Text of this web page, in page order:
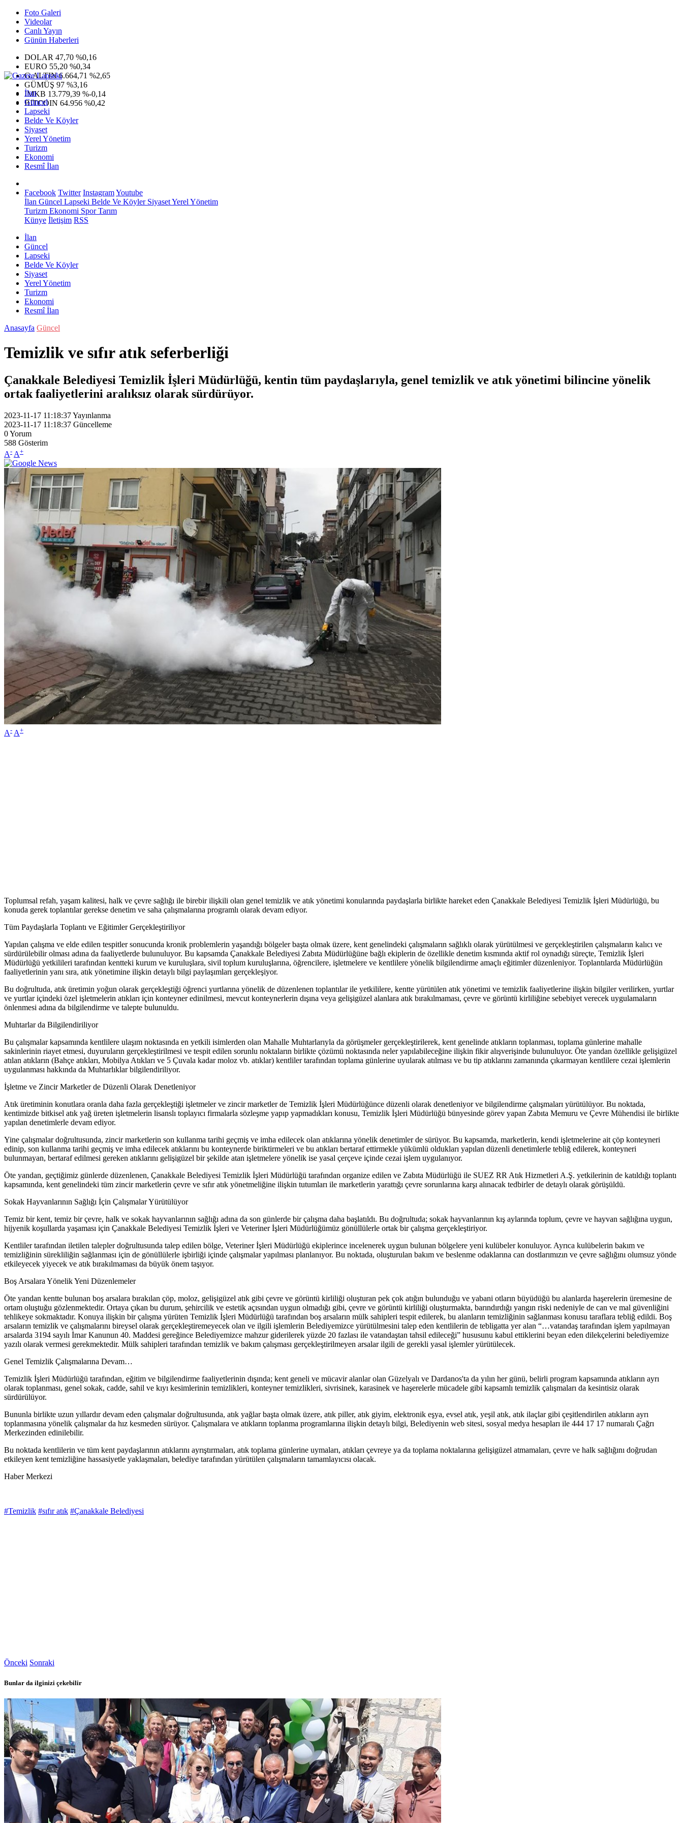
Foto Galeri
Videolar
Canlı Yayın
Günün Haberleri
DOLAR 47,70 %0,16
EURO 55,20 %0,34
G.ALTIN6.664,71 %2,65
GÜMÜŞ 97 %3,16
IMKB 13.779,39 %-0,14
BITCOIN 64.956 %0,42
İlan
Güncel
Lapseki
Belde Ve Köyler
Siyaset
Yerel Yönetim
Turizm
Ekonomi
Resmî İlan
Facebook Twitter InstagramYoutube
İlan Güncel Lapseki Belde Ve KöylerSiyasetYerel Yönetim
Turizm Ekonomi SporTarım
Künye İletişim RSS
İlan
Güncel
Lapseki
Belde Ve Köyler
Siyaset
Yerel Yönetim
Turizm
Ekonomi
Resmî İlan
Anasayfa Güncel
Temizlik ve sıfır atık seferberliği
Çanakkale Belediyesi Temizlik İşleri Müdürlüğü, kentin tüm paydaşlarıyla, genel temizlik ve atık yönetimi bilincine yönelik
ortak faaliyetlerini aralıksız olarak sürdürüyor.
2023-11-17 11:18:37Yayınlanma
2023-11-17 11:18:37 Güncelleme
0Yorum
588 Gösterim
A- A+
A- A+
Toplumsal refah, yaşam kalitesi, halk ve çevre sağlığı ile birebir ilişkili olan genel temizlik ve atık yönetimi konularında paydaşlarla birlikte hareket eden Çanakkale Belediyesi Temizlik İşleri Müdürlüğü, bu
konuda gerek toplantılar gerekse denetim ve saha çalışmalarına programlı olarak devam ediyor.
Tüm Paydaşlarla Toplantı ve Eğitimler Gerçekleştiriliyor
Yapılan çalışma ve elde edilen tespitler sonucunda kronik problemlerin yaşandığı bölgeler başta olmak üzere, kent genelindeki çalışmaların sağlıklı olarak yürütülmesi ve gerçekleştirilen çalışmaların kalıcı ve
sürdürülebilir olması adına da faaliyetlerde bulunuluyor. Bu kapsamda Çanakkale Belediyesi Zabıta Müdürlüğüne bağlı ekiplerin de özellikle denetim kısmında aktif rol oynadığı süreçte, Temizlik İşleri
Müdürlüğü yetkilileri tarafından kentteki kurum ve kuruluşlara, sivil toplum kuruluşlarına, öğrencilere, işletmelere ve kentlilere yönelik bilgilendirme amaçlı eğitimler düzenleniyor. Toplantılarda Müdürlüğün
faaliyetlerinin yanı sıra, atık yönetimine ilişkin detaylı bilgi paylaşımları gerçekleşiyor.
Bu doğrultuda, atık üretimin yoğun olarak gerçekleştiği öğrenci yurtlarına yönelik de düzenlenen toplantılar ile yetkililere, kentte yürütülen atık yönetimi ve temizlik faaliyetlerine ilişkin bilgiler verilirken, yurtlar
ve yurtlar içindeki özel işletmelerin atıkları için konteyner edinilmesi, mevcut konteynerlerin dışına veya gelişigüzel alanlara atık bırakılmaması, çevre ve görüntü kirliliğine sebebiyet verecek uygulamaların
önlenmesi adına da bilgilendirme ve talepte bulunuldu.
Muhtarlar da Bilgilendiriliyor
Bu çalışmalar kapsamında kentlilere ulaşım noktasında en yetkili isimlerden olan Mahalle Muhtarlarıyla da görüşmeler gerçekleştirilerek, kent genelinde atıkların toplanması, toplama günlerine mahalle
sakinlerinin riayet etmesi, duyuruların gerçekleştirilmesi ve tespit edilen sorunlu noktaların birlikte çözümü noktasında neler yapılabileceğine ilişkin fikir alışverişinde bulunuluyor. Öte yandan özellikle gelişigüzel
atılan atıkların (Bahçe atıkları, Mobilya Atıkları ve 5 Çuvala kadar moloz vb. atıklar) kentliler tarafından toplama günlerine uyularak atılması ve bu tip atıklarını zamanında çıkarmayan kentlilere cezai işlemlerin
uygulanması hakkında da Muhtarlıklar bilgilendiriliyor.
İşletme ve Zincir Marketler de Düzenli Olarak Denetleniyor
Atık üretiminin konutlara oranla daha fazla gerçekleştiği işletmeler ve zincir marketler de Temizlik İşleri Müdürlüğünce düzenli olarak denetleniyor ve bilgilendirme çalışmaları yürütülüyor. Bu noktada,
kentimizde bitkisel atık yağ üreten işletmelerin lisanslı toplayıcı firmalarla sözleşme yapıp yapmadıkları konusu, Temizlik İşleri Müdürlüğü bünyesinde görev yapan Zabıta Memuru ve Çevre Mühendisi ile birlikte
yapılan denetimlerle devam ediyor.
Yine çalışmalar doğrultusunda, zincir marketlerin son kullanma tarihi geçmiş ve imha edilecek olan atıklarına yönelik denetimler de sürüyor. Bu kapsamda, marketlerin, kendi işletmelerine ait çöp konteyneri
edinip, son kullanma tarihi geçmiş ve imha edilecek atıklarını bu konteynerde biriktirmeleri ve bu atıkları bertaraf ettirmekle yükümlü oldukları yapılan düzenli denetimlerle tebliğ edilerek, konteyneri
bulunmayan, bertaraf edilmesi gereken atıklarını gelişigüzel bir şekilde atan işletmelere yönelik ise yasal çerçeve içinde cezai işlem uygulanıyor.
Öte yandan, geçtiğimiz günlerde düzenlenen, Çanakkale Belediyesi Temizlik İşleri Müdürlüğü tarafından organize edilen ve Zabıta Müdürlüğü ile SUEZ RR Atık Hizmetleri A.Ş. yetkilerinin de katıldığı toplantı
kapsamında, kent genelindeki tüm zincir marketlerin çevre ve sıfır atık yönetmeliğine ilişkin tutumları ile marketlerin yarattığı çevre sorunlarına karşı alınacak tedbirler de detaylı olarak görüşüldü.
Sokak Hayvanlarının Sağlığı İçin Çalışmalar Yürütülüyor
Temiz bir kent, temiz bir çevre, halk ve sokak hayvanlarının sağlığı adına da son günlerde bir çalışma daha başlatıldı. Bu doğrultuda; sokak hayvanlarının kış aylarında toplum, çevre ve hayvan sağlığına uygun,
hijyenik koşullarda yaşaması için Çanakkale Belediyesi Temizlik İşleri ve Veteriner İşleri Müdürlüğümüz gönüllülerle ortak bir çalışma gerçekleştiriyor.
Kentliler tarafından iletilen talepler doğrultusunda talep edilen bölge, Veteriner İşleri Müdürlüğü ekiplerince incelenerek uygun bulunan bölgelere yeni kulübeler konuluyor. Ayrıca kulübelerin bakım ve
temizliğinin sürekliliğin sağlanması için de gönüllülerle işbirliği içinde çalışmalar yapılması planlanıyor. Bu noktada, oluşturulan bakım ve beslenme odaklarına can dostlarımızın ve çevre sağlığını olumsuz yönde
etkileyecek yiyecek ve atık bırakılmaması da büyük önem taşıyor.
Boş Arsalara Yönelik Yeni Düzenlemeler
Öte yandan kentte bulunan boş arsalara bırakılan çöp, moloz, gelişigüzel atık gibi çevre ve görüntü kirliliği oluşturan pek çok atığın bulunduğu ve yabani otların büyüdüğü bu alanlarda haşerelerin üremesine de
ortam oluştuğu gözlenmektedir. Ortaya çıkan bu durum, şehircilik ve estetik açısından uygun olmadığı gibi, çevre ve görüntü kirliliği oluşturmakta, barındırdığı yangın riski nedeniyle de can ve mal güvenliğini
tehlikeye sokmaktadır. Konuya ilişkin bir çalışma yürüten Temizlik İşleri Müdürlüğü tarafından boş arsaların mülk sahipleri tespit edilerek, bu alanların temizliğinin sağlanması konusu taraflara tebliğ edildi. Boş
arsaların temizlik ve çalışmalarını bireysel olarak gerçekleştiremeyecek olan ve ilgili işlemlerin Belediyemizce yürütülmesini talep eden kentlilerin de tebligatta yer alan “…vatandaş tarafından işlem yapılmayan
arsalarda 3194 sayılı İmar Kanunun 40. Maddesi gereğince Belediyemizce mahzur giderilerek yüzde 20 fazlası ile vatandaştan tahsil edileceği” hususunu kabul ettiklerini beyan eden dilekçelerini belediyemize
yazılı olarak vermesi gerekmektedir. Mülk sahipleri tarafından temizlik ve bakım çalışması gerçekleştirilmeyen arsalar ilgili de gerekli yasal işlemler yürütülecek.
Genel Temizlik Çalışmalarına Devam…
Temizlik İşleri Müdürlüğü tarafından, eğitim ve bilgilendirme faaliyetlerinin dışında; kent geneli ve mücavir alanlar olan Güzelyalı ve Dardanos'ta da yılın her günü, belirli program kapsamında atıkların ayrı
olarak toplanması, genel sokak, cadde, sahil ve kıyı kesimlerinin temizlikleri, konteyner temizlikleri, sivrisinek, karasinek ve haşerelerle mücadele gibi kapsamlı temizlik çalışmaları da kesintisiz olarak
sürdürülüyor.
Bununla birlikte uzun yıllardır devam eden çalışmalar doğrultusunda, atık yağlar başta olmak üzere, atık piller, atık giyim, elektronik eşya, evsel atık, yeşil atık, atık ilaçlar gibi çeşitlendirilen atıkların ayrı
toplanmasına yönelik çalışmalar da hız kesmeden sürüyor. Çalışmalara ve atıkların toplanma programlarına ilişkin detaylı bilgi, Belediyenin web sitesi, sosyal medya hesapları ile 444 17 17 numaralı Çağrı
Merkezinden edinilebilir.
Bu noktada kentlilerin ve tüm kent paydaşlarının atıklarını ayrıştırmaları, atık toplama günlerine uymaları, atıkları çevreye ya da toplama noktalarına gelişigüzel atmamaları, çevre ve halk sağlığını doğrudan
etkileyen kent temizliğine hassasiyetle yaklaşmaları, belediye tarafından yürütülen çalışmaların tamamlayıcısı olacak.
Haber Merkezi
#Temizlik #sıfır atık #Çanakkale Belediyesi
Önceki Sonraki
Bunlar da ilginizi çekebilir